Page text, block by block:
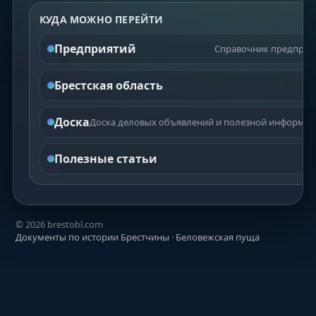
КУДА МОЖНО ПЕРЕЙТИ
Предприятий Справочник
Брестская область
ДоскаДоска деловых объявлений и полезной
Полезные статьи
© 2026 brestobl.com
Документы по истории Брестчины · Беловежская пуща